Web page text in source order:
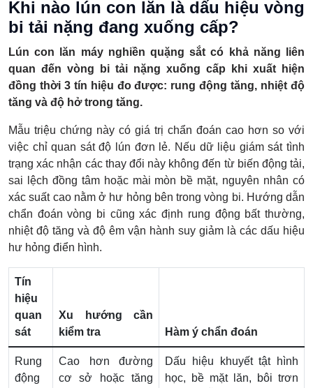
Khi nào lún con lăn là dấu hiệu vòng
bi tải nặng đang xuống cấp?
Lún con lăn máy nghiền quặng sắt có khả năng liên
quan đến vòng bi tải nặng xuống cấp khi xuất hiện
đồng thời 3 tín hiệu đo được: rung động tăng, nhiệt độ
tăng và độ hở trong tăng.
Mẫu triệu chứng này có giá trị chẩn đoán cao hơn so với
việc chỉ quan sát độ lún đơn lẻ. Nếu dữ liệu giám sát tình
trạng xác nhận các thay đổi này không đến từ biến động tải,
sai lệch đồng tâm hoặc mài mòn bề mặt, nguyên nhân có
xác suất cao nằm ở hư hỏng bên trong vòng bi. Hướng dẫn
chẩn đoán vòng bi cũng xác định rung động bất thường,
nhiệt độ tăng và độ êm vận hành suy giảm là các dấu hiệu
hư hỏng điển hình.
Tín
hiệu
quan
sát
Xu hướng cần
kiểm tra
Hàm ý chẩn đoán
Rung
động
Cao hơn đường
cơ sở hoặc tăng
Dấu hiệu khuyết tật hình
học, bề mặt lăn, bôi trơn